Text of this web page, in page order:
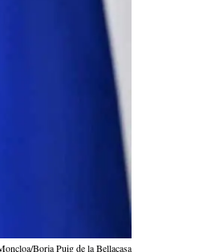
Borja Puig de la Bellacasa